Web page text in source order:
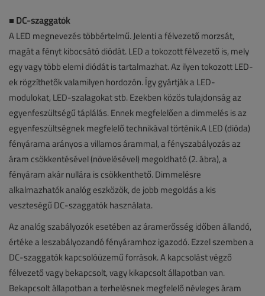
■ DC-szaggatók
A LED megnevezés többértelmű. Jelenti a félvezető morzsát,
magát a fényt kibocsátó diódát. LED a tokozott félvezető is, mely
egy vagy több elemi diódát is tartalmazhat. Az ilyen tokozott LED-
ek rögzíthetők valamilyen hordozón. Így gyártják a LED-
modulokat, LED-szalagokat stb. Ezekben közös tulajdonság az
egyenfeszültségű táplálás. Ennek megfelelően a dimmelés is az
egyenfeszültségnek megfelelő technikával történik.A LED (dióda)
fényárama arányos a villamos árammal, a fényszabályozás az
áram csökkentésével (növelésével) megoldható (2. ábra), a
fényáram akár nullára is csökkenthető. Dimmelésre
alkalmazhatók analóg eszközök, de jobb megoldás a kis
veszteségű DC-szaggatók használata.
Az analóg szabályozók esetében az áramerősség időben állandó,
értéke a leszabályozandó fényáramhoz igazodó. Ezzel szemben a
DC-szaggatók kapcsolóüzemű források. A kapcsolást végző
félvezető vagy bekapcsolt, vagy kikapcsolt állapotban van.
Bekapcsolt állapotban a terhelésnek megfelelő névleges áram